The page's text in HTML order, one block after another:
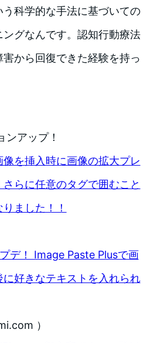
科学的な手法に基づいての
ングなんです。認知行動療法
から回復できた経験を持っ
ンアップ！
像を挿入時に画像の拡大プレ
らに任意のタグで囲むこと
ました！！
デ！ Image Paste Plusで画
好きなテキストを入れられ
）